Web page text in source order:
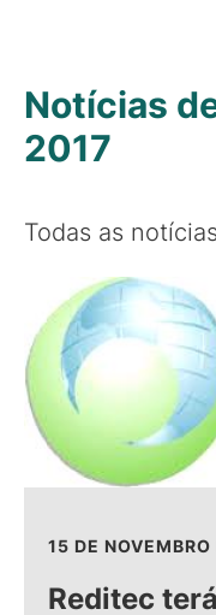
Notícias
2017
Todas as
15 DE
Reditec